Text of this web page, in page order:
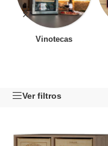
Vinotecas
Ver filtros